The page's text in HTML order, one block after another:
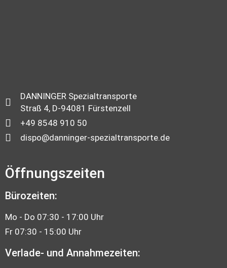
DANNINGER Spezialtransporte
Straß 4, D-94081 Fürstenzell
+49 8548 910 50
dispo@danninger-spezialtransporte.de
Öffnungszeiten
Bürozeiten:
Mo - Do 07:30 - 17:00 Uhr
Fr 07:30 - 15:00 Uhr
Verlade- und Annahmezeiten: